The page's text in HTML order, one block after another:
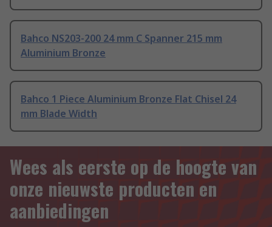
Bahco NS203-200 24 mm C Spanner 215 mm
Aluminium Bronze
Bahco 1 Piece Aluminium Bronze Flat Chisel 24
mm Blade Width
Wees als eerste op de hoogte van
onze nieuwste producten en
aanbiedingen